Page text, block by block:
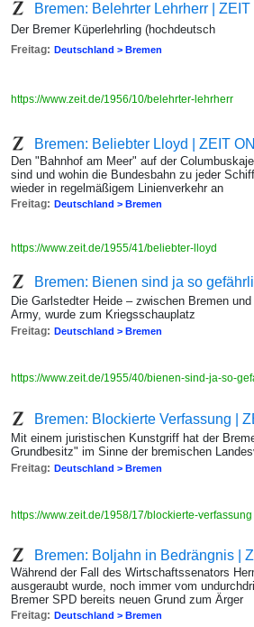
Bremen: Belehrter Lehrherr |
Der Bremer Küperlehrling (hochdeutsch
Freitag: Deutschland > Bremen
https://www.zeit.de/1956/10/belehrter-lehrherr
Bremen: Beliebter Lloyd | ZEIT
Den "Bahnhof am Meer" auf der
sind und wohin die Bundesbahn zu jeder
wieder in regelmäßigem Linienverkehr an
Freitag: Deutschland > Bremen
https://www.zeit.de/1955/41/beliebter-lloyd
Bremen: Bienen sind ja so
Die Garlstedter Heide – zwischen Bremen
Army, wurde zum Kriegsschauplatz
Freitag: Deutschland > Bremen
https://www.zeit.de/1955/40/bienen-sind-ja-so-
Bremen: Blockierte Verfassung |
Mit einem juristischen Kunstgriff hat der
Grundbesitz" im Sinne der bremischen
Freitag: Deutschland > Bremen
https://www.zeit.de/1958/17/blockierte-verfassung
Bremen: Boljahn in Bedrängnis |
Während der Fall des Wirtschaftssenators
ausgeraubt wurde, noch immer vom
Bremer SPD bereits neuen Grund zum Ärger
Freitag: Deutschland > Bremen